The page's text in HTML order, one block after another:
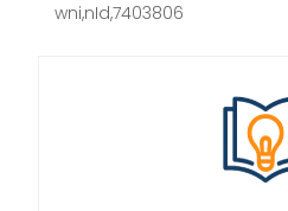
wni,nId,7403806